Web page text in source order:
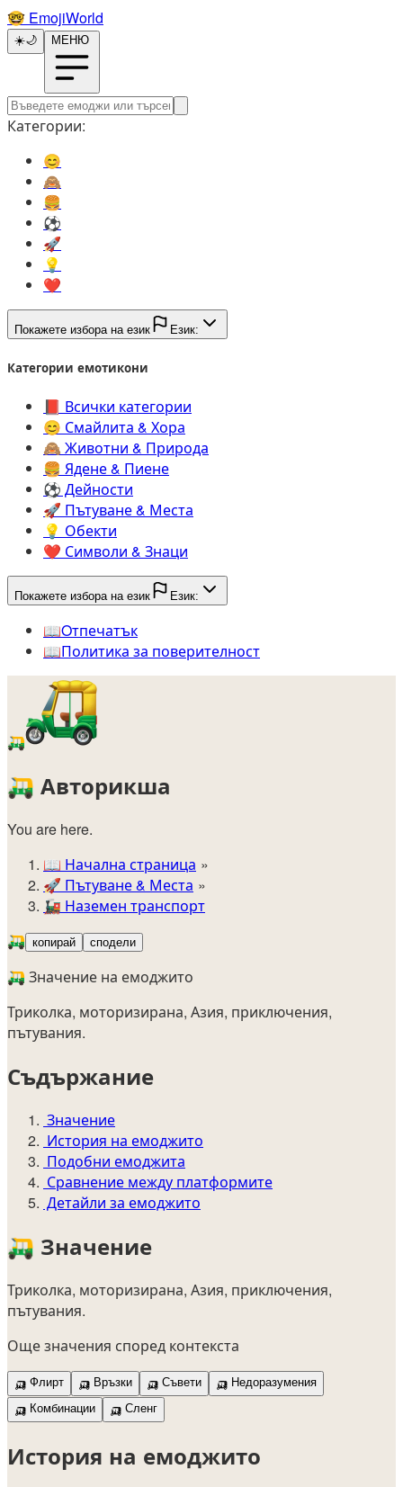
🤓️ EmojiWorld
☀️🌙 МЕНЮ
Категории:
😊️
🙈️
🍔️
⚽️
🚀️
💡️
❤️
Покажете избора на език Език:
Категории емотикони
📕️ Всички категории
😊️ Смайлита & Хора
🙈️ Животни & Природа
🍔️ Ядене & Пиене
⚽️ Дейности
🚀️ Пътуване & Места
💡️ Обекти
❤️ Символи & Знаци
Покажете избора на език Език:
📖️Oтпечатък
📖️Политика за поверителност
🛺
🛺 Авторикша
You are here.
📖 Начална страница
🚀️ Пътуване & Места
🚂 Наземен транспорт
🛺 копирай сподели
🛺 Значение на емоджито
Триколка, моторизирана, Азия, приключения,
пътувания.
Съдържание
Значение
История на емоджито
Подобни емоджита
Сравнение между платформите
Детайли за емоджито
🛺 Значение
Триколка, моторизирана, Азия, приключения,
пътувания.
Още значения според контекста
🛺 Флирт 🛺 Връзки 🛺 Съвети 🛺 Недоразумения
🛺 Комбинации 🛺 Сленг
История на емоджито